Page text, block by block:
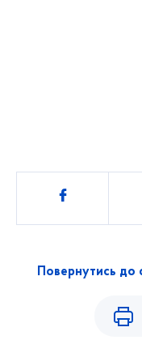
Поділитись
Повернутись до